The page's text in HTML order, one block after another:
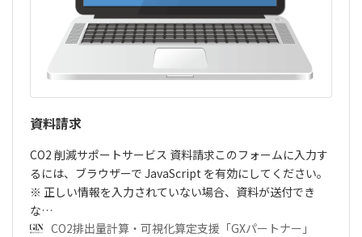
資料請求
CO2 削減サポートサービス 資料請求このフォームに入力す
るには、ブラウザーで JavaScript を有効にしてください。
※ 正しい情報を入力されていない場合、資料が送付でき
な…
CO2排出量計算・可視化算定支援「GXパートナー」